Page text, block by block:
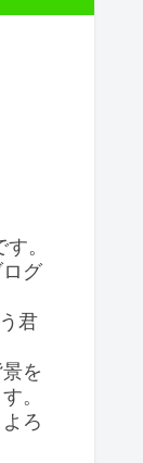
。
グ
君
を
。
ろ